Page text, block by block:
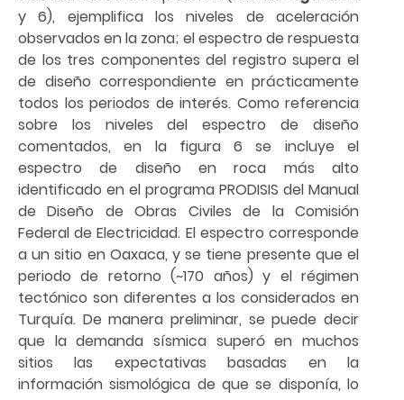
y 6), ejemplifica los niveles de aceleración
observados en la zona; el espectro de respuesta
de los tres componentes del registro supera el
de diseño correspondiente en prácticamente
todos los periodos de interés. Como referencia
sobre los niveles del espectro de diseño
comentados, en la figura 6 se incluye el
espectro de diseño en roca más alto
identificado en el programa PRODISIS del Manual
de Diseño de Obras Civiles de la Comisión
Federal de Electricidad. El espectro corresponde
a un sitio en Oaxaca, y se tiene presente que el
periodo de retorno (~170 años) y el régimen
tectónico son diferentes a los considerados en
Turquía. De manera preliminar, se puede decir
que la demanda sísmica superó en muchos
sitios las expectativas basadas en la
información sismológica de que se disponía, lo